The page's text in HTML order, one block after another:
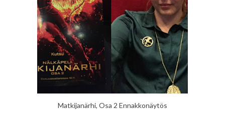
Matkijanärhi, Osa 2 Ennakkonäytös